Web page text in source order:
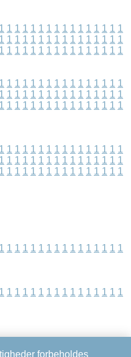
1 1 1 1 1 1 1 1 1 1 1 1 1 1 1 1
1 1 1 1 1 1 1 1 1 1 1 1 1 1 1 1
1 1 1 1 1 1 1 1 1 1 1 1 1 1 1 1
1 1 1 1 1 1 1 1 1 1 1 1 1 1 1 1
1 1 1 1 1 1 1 1 1 1 1 1 1 1 1 1
1 1 1 1 1 1 1 1 1 1 1 1 1 1 1 1
1 1 1 1 1 1 1 1 1 1 1 1 1 1 1 1
1 1 1 1 1 1 1 1 1 1 1 1 1 1 1 1
1 1 1 1 1 1 1 1 1 1 1 1 1 1 1 1
1 1 1 1 1 1 1 1 1 1 1 1 1 1 1 1
1 1 1 1 1 1 1 1 1 1 1 1 1 1 1 1
forbeholdes